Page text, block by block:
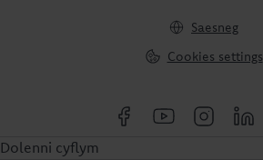
Saesneg
Cookies settings
Dolenni cyflym